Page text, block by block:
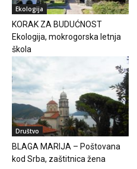
Ekologija
KORAK ZA BUDUĆNOST
Ekologija, mokrogorska letnja
škola
Društvo
BLAGA MARIJA – Poštovana
kod Srba, zaštitnica žena